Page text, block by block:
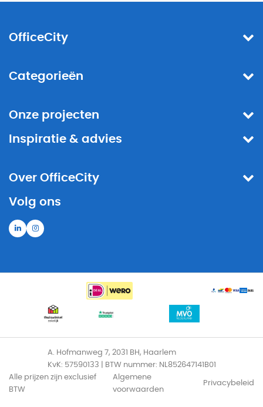
OfficeCity
Categorieën
Onze projecten
Inspiratie & advies
Over OfficeCity
Volg ons
A. Hofmanweg 7, 2031 BH, Haarlem
KvK: 57590133 | BTW nummer: NL852647141B01
Alle prijzen zijn exclusief
BTW
Algemene
voorwaarden
Privacybeleid